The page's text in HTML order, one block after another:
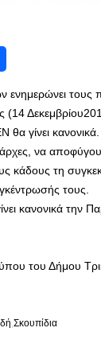
ενημερώνει τους
(14
γίνει κανονικά.
να
κάδους τη
τους.
κανονικά την
του Δήμου
Σκουπίδια